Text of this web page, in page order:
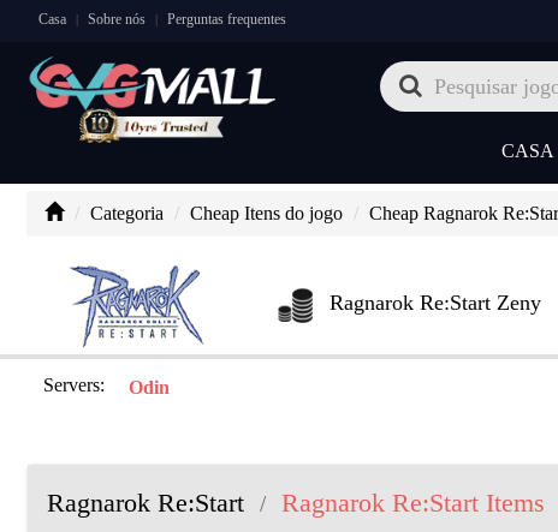
Casa | Sobre nós | Perguntas frequentes
CASA
Categoria Cheap Itens do jogo Cheap Ragnarok
Ragnarok Re:Start Zeny
Servers: Odin
Ragnarok Re:Start / Ragnarok Re:Start Items